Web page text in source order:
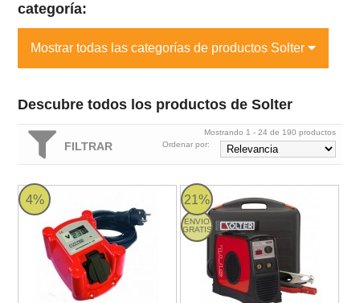
categoría:
Mostrar todas las categorías de productos Solter
Descubre todos los productos de Solter
FILTRAR
Mostrando 1 - 24 de 190 productos
Ordenar por:
4%
Protector Inverkontrol DI-230 Solter
21%
ENVIO
GRATIS
Soldador Inverter Solter STYL-